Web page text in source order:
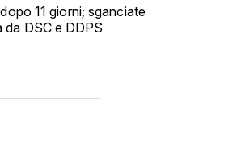
11 giorni; sganciate
DSC e DDPS